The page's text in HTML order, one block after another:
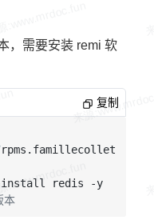
* AOF rewrite
* SYNC append
* AOF rewrite:
* Residual
，需要安装 remi 软
复制
rpms.famillecollet.com
本